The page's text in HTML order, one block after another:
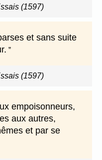
(1597)
et sans suite
(1597)
empoisonneurs,
aux autres,
et par se